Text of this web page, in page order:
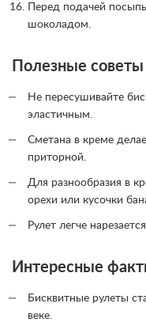
Перед подачей
шоколадом.
Полезные
Не пересушивайте
эластичным.
Сметана в креме
приторной.
Для разнообразия в
орехи или кусочки
Рулет легче
Интересные
Бисквитные рулеты
веке.